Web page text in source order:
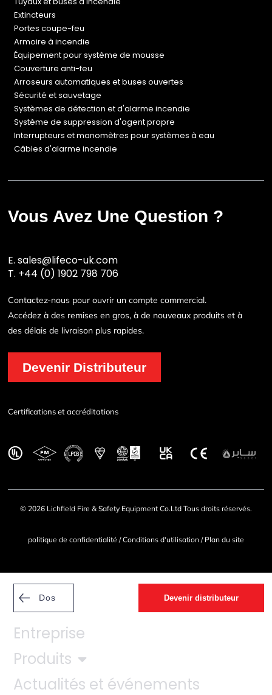
Extincteurs
Portes coupe-feu
Armoire à incendie
Équipement pour système de mousse
Couverture anti-feu
Arroseurs automatiques et buses ouvertes
Sécurité et sauvetage
Systèmes de détection et d'alarme incendie
Système de suppression d'agent propre
Interrupteurs et manomètres pour systèmes à eau
Câbles d'alarme incendie
Vous Avez Une Question ?
E.sales@lifeco-uk.com
T. +44 (0) 1902 798 706
Contactez-nous pour ouvrir un compte commercial.
Accédez à des remises en gros, à de nouveaux produits et à
des délais de livraison plus rapides.
Devenir Distributeur
Certifications et accréditations
© 2026 Lichfield Fire & Safety Equipment Co.Ltd Tous droits réservés.
politique de confidentialité /Conditions d'utilisation / Plan du site
Dos Devenir distributeur
Entreprise
Produits
Actualités et événements